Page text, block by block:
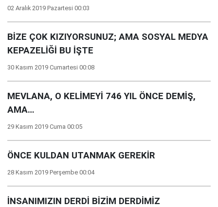
02 Aralık 2019 Pazartesi 00:03
BİZE ÇOK KIZIYORSUNUZ; AMA SOSYAL MEDYA
KEPAZELİĞİ BU İŞTE
30 Kasım 2019 Cumartesi 00:08
MEVLANA, O KELİMEYİ 746 YIL ÖNCE DEMİŞ,
AMA…
29 Kasım 2019 Cuma 00:05
ÖNCE KULDAN UTANMAK GEREKİR
28 Kasım 2019 Perşembe 00:04
İNSANIMIZIN DERDİ BİZİM DERDİMİZ